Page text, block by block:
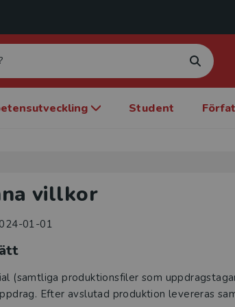
Student
villkor
01-01
(samtliga produktionsfiler som
Efter avslutad produktion levereras